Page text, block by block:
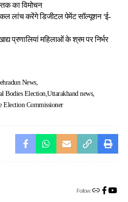
का विमोचन
कल लांच करेंगे डिजीटल पेमेंट सॉल्यूशन ‘ई-
प्रणालियां महिलाओं के श्रम पर निर्भर
News
Bodies Election Uttarakhand news
Election Commissioner
Follow: